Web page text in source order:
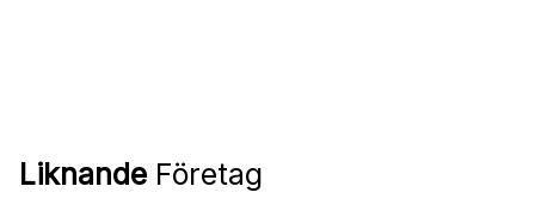
Liknande Företag